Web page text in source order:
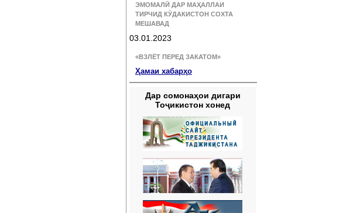
ЭМОМАЛӢ ДАР МАҲАЛЛАИ
ТИРЧИД КӮДАКИСТОН СОХТА
МЕШАВАД
03.01.2023
«ВЗЛЁТ ПЕРЕД ЗАКАТОМ»
Ҳамаи хабарҳо
Дар сомонаҳои дигари
Тоҷикистон хонед